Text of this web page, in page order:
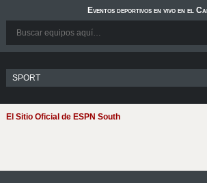
Eventos deportivos en vivo en el
El Sitio Oficial de ESPN South